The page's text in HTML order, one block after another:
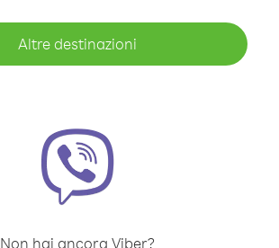
Altre destinazioni
Non hai ancora Viber?